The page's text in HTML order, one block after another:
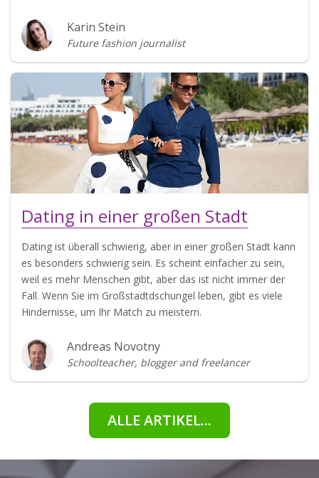
Karin Stein
Future fashion journalist
Dating in einer großen Stadt
Dating ist überall schwierig, aber in einer großen Stadt kann
es besonders schwierig sein. Es scheint einfacher zu sein,
weil es mehr Menschen gibt, aber das ist nicht immer der
Fall. Wenn Sie im Großstadtdschungel leben, gibt es viele
Hindernisse, um Ihr Match zu meistern.
Andreas Novotny
Schoolteacher, blogger and freelancer
ALLE ARTIKEL...